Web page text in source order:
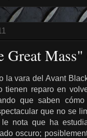
Great
la vara del Avant
tienen reparo en
quesaben
que no se
nota que ha
oscuro;